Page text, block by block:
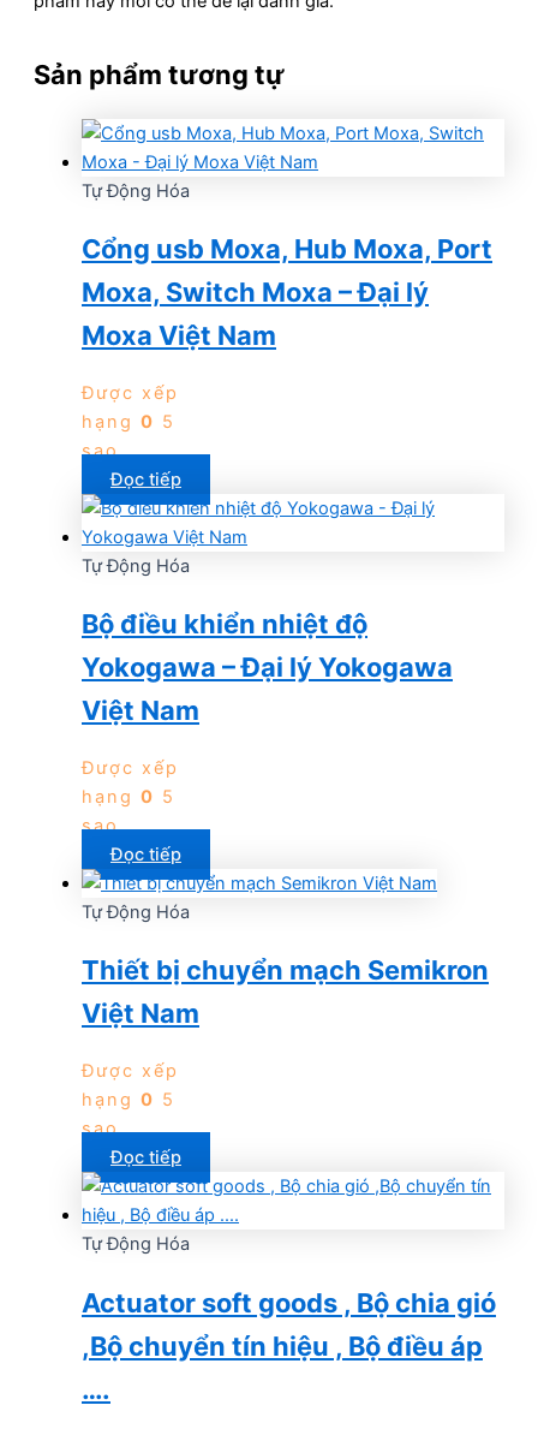
Sản phẩm tương tự
Tự Động Hóa
Cổng usb Moxa, Hub Moxa, Port
Moxa, Switch Moxa – Đại lý
Moxa Việt Nam
Được xếp
hạng 0 5
sao
Đọc tiếp
Tự Động Hóa
Bộ điều khiển nhiệt độ
Yokogawa – Đại lý Yokogawa
Việt Nam
Được xếp
hạng 0 5
sao
Đọc tiếp
Tự Động Hóa
Thiết bị chuyển mạch Semikron
Việt Nam
Được xếp
hạng 0 5
sao
Đọc tiếp
Tự Động Hóa
Actuator soft goods , Bộ chia gió
,Bộ chuyển tín hiệu , Bộ điều áp
….